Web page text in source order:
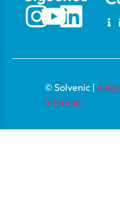
© Solvenic |
Sitemap